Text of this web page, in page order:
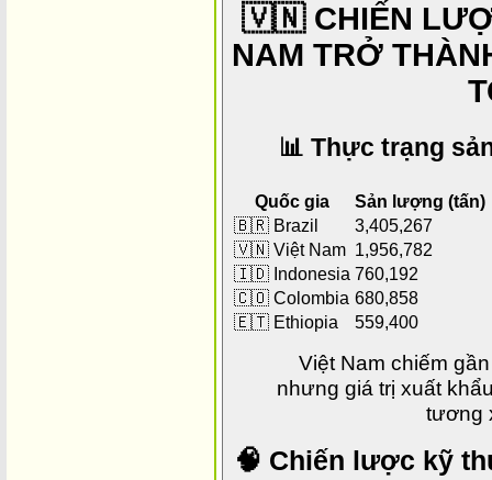
🇻🇳 CHIẾN
NAM TRỞ
📊 Thực trạng
Quốc gia
Sản lượng (tấn)
🇧🇷 Brazil
3,405,267
🇻🇳 Việt Nam 1,956,782
🇮🇩 Indonesia 760,192
🇨🇴 Colombia 680,858
🇪🇹 Ethiopia
559,400
Việt Nam chiếm
nhưng giá trị xuất
tương
🧠 Chiến lược kỹ